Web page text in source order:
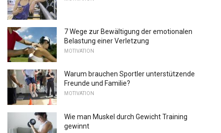
7 Wege zur Bewältigung der emotionalen
Belastung einer Verletzung
MOTIVATION
Warum brauchen Sportler unterstützende
Freunde und Familie?
MOTIVATION
Wie man Muskel durch Gewicht Training
gewinnt